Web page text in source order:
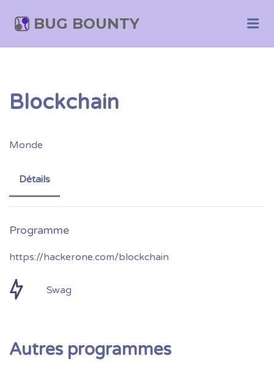
BUG BOUNTY
Blockchain
Monde
Détails
https://hackerone.com/blockchain
Swag
Autres programmes